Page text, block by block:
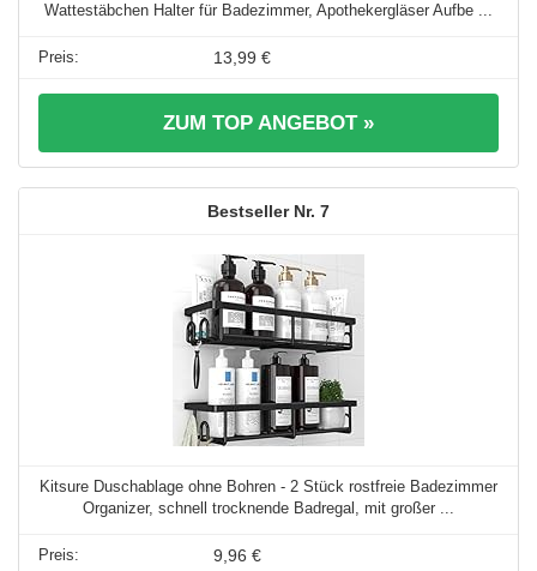
Wattestäbchen Halter für Badezimmer, Apothekergläser Aufbe ...
13,99 €
ZUM TOP ANGEBOT »
7
Kitsure Duschablage ohne Bohren - 2 Stück rostfreie Badezimmer
Organizer, schnell trocknende Badregal, mit großer ...
9,96 €